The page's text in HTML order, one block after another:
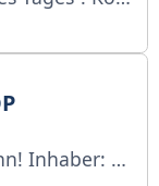
telega.in/c/goroeleg A+ RKN: https://clck.ru/3FWMWm